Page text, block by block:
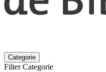
Categorie
Filter Categorie